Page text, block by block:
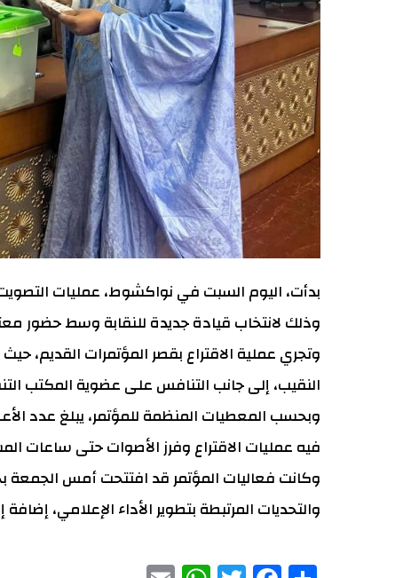
بدأت، اليوم السبت في نواكشوط، عمليات
وذلك لانتخاب قيادة جديدة للنقابة وسط حضور
وتجري عملية الاقتراع بقصر المؤتمرات القديم،
النقيب، إلى جانب التنافس على عضوية المكتب
فيه عمليات الاقتراع وفرز الأصوات حتى ساعات
وكانت فعاليات المؤتمر قد افتتحت أمس
والتحديات المرتبطة بتطوير الأداء الإعلامي،